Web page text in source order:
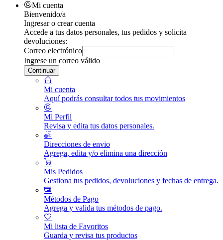
Mi cuenta
Bienvenido/a
Ingresar o crear cuenta
Accede a tus datos personales, tus pedidos y solicita
devoluciones:
Correo electrónico
Ingrese un correo válido
Continuar
Mi cuenta
Aquí podrás consultar todos tus movimientos
Mi Perfil
Revisa y edita tus datos personales.
Direcciones de envio
Agrega, edita y/o elimina una dirección
Mis Pedidos
Gestiona tus pedidos, devoluciones y fechas de entrega.
Métodos de Pago
Agrega y valida tus métodos de pago.
Mi lista de Favoritos
Guarda y revisa tus productos